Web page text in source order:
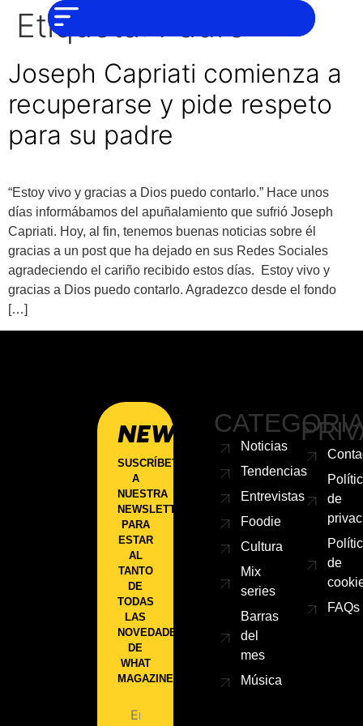
Entrevistas
Foodie
Cultura
series
Barras
Del
Mes
Música
PERO IGUAL
AYUDAR
Etiqueta:Padre
Joseph Capriati comienza a
recuperarse y pide respeto
para su padre
“Estoy vivo y gracias a Dios puedo contarlo.” Hace unos
días informábamos del apuñalamiento que sufrió Joseph
Capriati. Hoy, al fin, tenemos buenas noticias sobre él
gracias a un post que ha dejado en sus Redes Sociales
agradeciendo el cariño recibido estos días. Estoy vivo y
gracias a Dios puedo contarlo. Agradezco desde el fondo
[…]
NEWSLETTER
SUSCRÍBETE
A
NUESTRA
NEWSLETTER
PARA
ESTAR
AL
TANTO
DE
TODAS
LAS
NOVEDADES
DE
WHAT
MAGAZINE.
Noticias
Tendencias
Entrevistas
Foodie
Cultura
Mix
series
Barras
del
mes
Música
de
de
FAQs